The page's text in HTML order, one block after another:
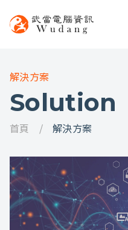
解決方案
Solution
首頁 解決方案